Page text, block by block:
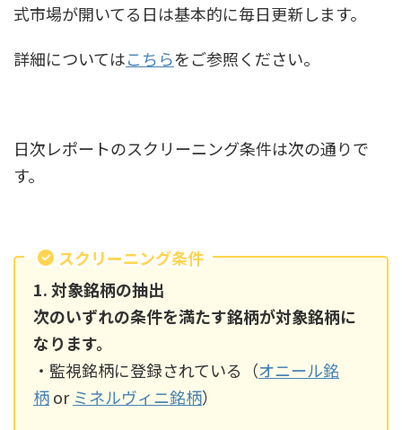
式市場が開いてる日は基本的に毎日更新します。
詳細についてはこちらをご参照ください。
日次レポートのスクリーニング条件は次の通りで
す。
スクリーニング条件
1. 対象銘柄の抽出
次のいずれの条件を満たす銘柄が対象銘柄に
なります。
・監視銘柄に登録されている（オニール銘
柄or ミネルヴィニ銘柄）